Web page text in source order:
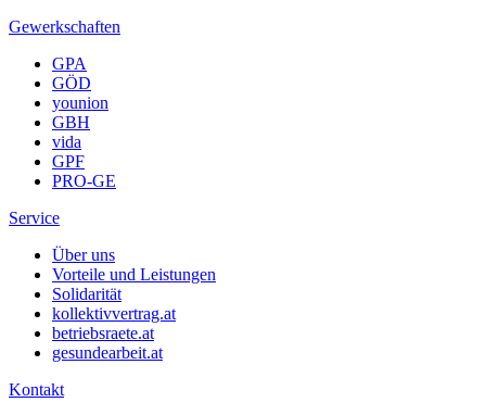
Gewerkschaften
GPA
GÖD
younion
GBH
vida
GPF
PRO-GE
Service
Über uns
Vorteile und Leistungen
Solidarität
kollektivvertrag.at
betriebsraete.at
gesundearbeit.at
Kontakt